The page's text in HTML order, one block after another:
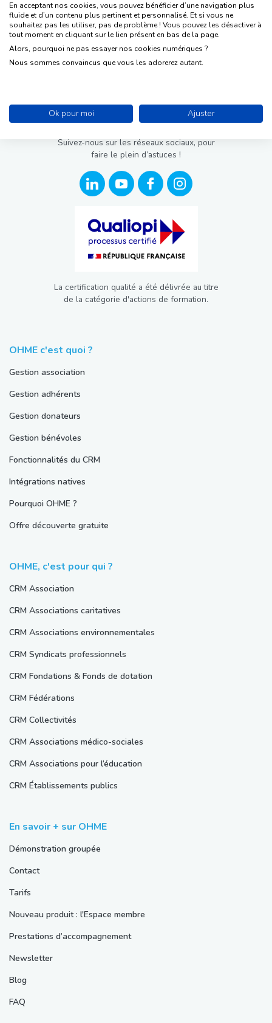
Suivez-nous sur les réseaux sociaux, pour
faire le plein d’astuces !
La certification qualité a été délivrée au titre
de la catégorie d'actions de formation.
OHME c'est quoi ?
Gestion association
Gestion adhérents
Gestion donateurs
Gestion bénévoles
Fonctionnalités du CRM
Intégrations natives
Pourquoi OHME ?
Offre découverte gratuite
OHME, c'est pour qui ?
CRM Association
CRM Associations caritatives
CRM Associations environnementales
CRM Syndicats professionnels
CRM Fondations & Fonds de dotation
CRM Fédérations
CRM Collectivités
CRM Associations médico-sociales
CRM Associations pour l’éducation
CRM Établissements publics
En savoir + sur OHME
Démonstration groupée
Contact
Tarifs
Nouveau produit : l'Espace membre
Prestations d’accompagnement
Newsletter
Blog
FAQ
En acceptant nos cookies, vous pouvez bénéficier d’une navigation plus
fluide et d’un contenu plus pertinent et personnalisé. Et si vous ne
souhaitez pas les utiliser, pas de problème ! Vous pouvez les désactiver à
tout moment en cliquant sur le lien présent en bas de la page.
Alors, pourquoi ne pas essayer nos cookies numériques ?
Nous sommes convaincus que vous les adorerez autant.
Ok pour moi Ajuster